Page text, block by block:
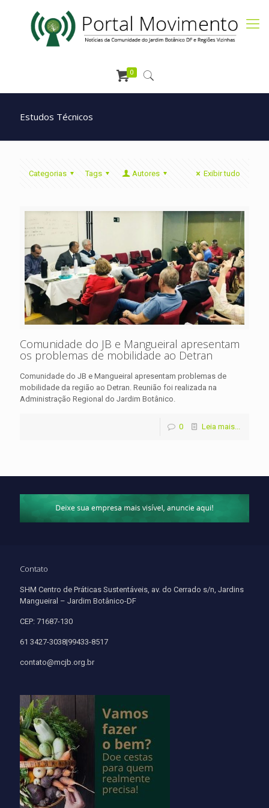
0
Estudos Técnicos
Categorias Tags Autores Exibir tudo
Comunidade do JB e Mangueiral apresentam
os problemas de mobilidade ao Detran
Comunidade do JB e Mangueiral apresentam problemas de
mobilidade da região ao Detran. Reunião foi realizada na
Administração Regional do Jardim Botânico.
0 Leia mais...
Contato
SHM Centro de Práticas Sustentáveis, av. do Cerrado s/n, Jardins
Mangueiral – Jardim Botânico-DF
CEP: 71687-130
61 3427-3038|99433-8517
contato@mcjb.org.br